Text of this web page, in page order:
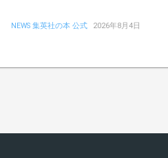
NEWS 集英社の本 公式 2026年8月4日